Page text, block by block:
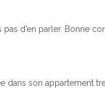
d’en parler. Bonne
dans son appartement